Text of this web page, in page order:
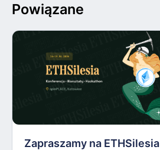
Powiązane
Zapraszamy na ETHSilesia